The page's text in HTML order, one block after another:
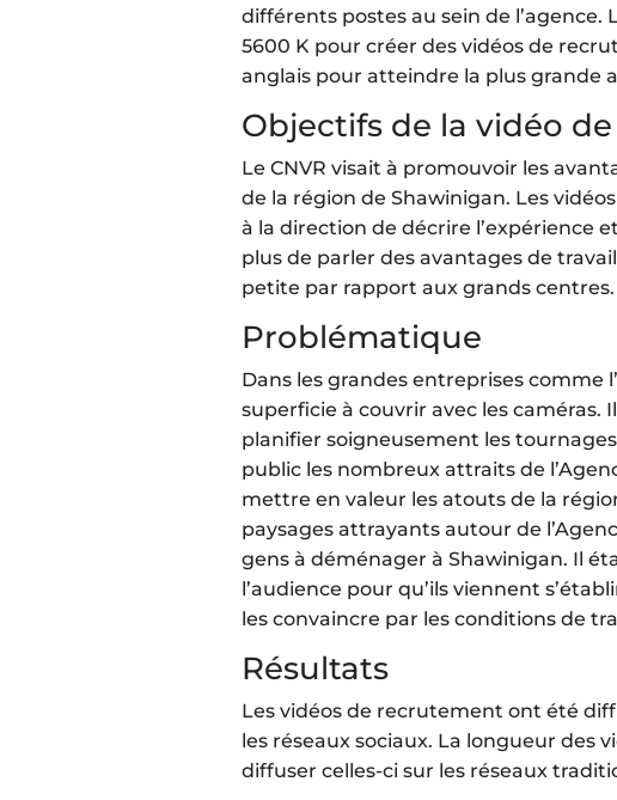
différents postes au sein de l’agence.
5600 K pour créer des vidéos de
anglais pour atteindre la plus grande
Objectifs de la vidéo
Le CNVR visait à promouvoir les
de la région de Shawinigan. Les
à la direction de décrire l’expérience
plus de parler des avantages de
petite par rapport aux grands centres.
Problématique
Dans les grandes entreprises comme
superficie à couvrir avec les
planifier soigneusement les
public les nombreux attraits de
mettre en valeur les atouts de la
paysages attrayants autour de
gens à déménager à Shawinigan. Il
l’audience pour qu’ils viennent
les convaincre par les conditions de
Résultats
Les vidéos de recrutement ont été
les réseaux sociaux. La longueur des
diffuser celles-ci sur les réseaux